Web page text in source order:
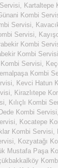
, Kartaltepe
Kombi
Servisi,
Servisi,
Kombi
Kombi Servisi
Servisi,
Kombi
, Kevci Hatun
, Kirazlıtepe
, Kılıçlı Kombi
Kombi Servisi,
, Kocatepe
Kombi Servisi,
, Kozyatağı
Mustafa Paşa